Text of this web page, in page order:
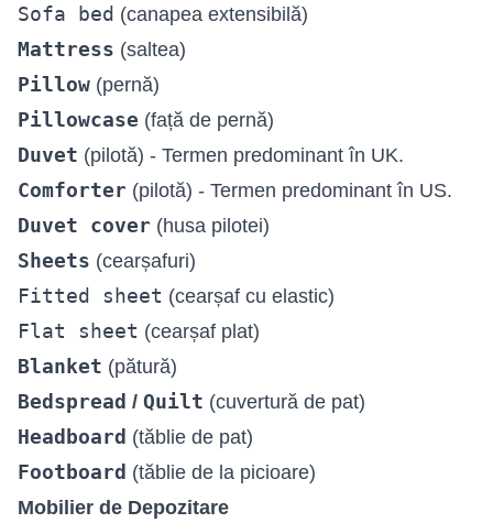
Sofa bed (canapea extensibilă)
Mattress (saltea)
Pillow (pernă)
Pillowcase (față de pernă)
Duvet (pilotă) - Termen predominant în UK.
Comforter (pilotă) - Termen predominant în US.
Duvet cover (husa pilotei)
Sheets (cearșafuri)
Fitted sheet (cearșaf cu elastic)
Flat sheet (cearșaf plat)
Blanket (pătură)
Bedspread / Quilt (cuvertură de pat)
Headboard (tăblie de pat)
Footboard (tăblie de la picioare)
Mobilier de Depozitare